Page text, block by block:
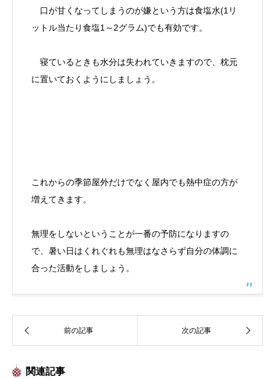
口が甘くなってしまうのが嫌という方は食塩水(1リ
ットル当たり食塩1～2グラム)でも有効です。
寝ているときも水分は失われていきますので、枕元
に置いておくようにしましょう。
これからの季節屋外だけでなく屋内でも熱中症の方が
増えてきます。
無理をしないということが一番の予防になりますの
で、暑い日はくれぐれも無理はなさらず自分の体調に
合った活動をしましょう。
関連記事